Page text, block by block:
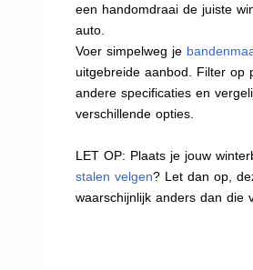
een handomdraai de juiste
auto.
Voer simpelweg je
uitgebreide aanbod. Filter op
andere specificaties en
verschillende opties.
LET OP: Plaats je jouw
stalen velgen? Let dan op,
waarschijnlijk anders dan die